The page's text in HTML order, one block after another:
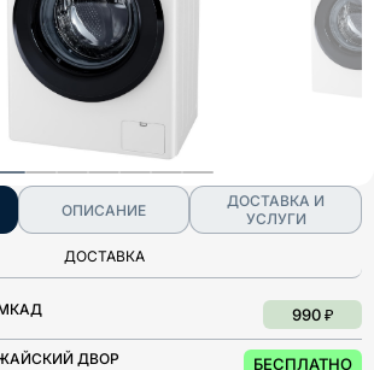
ОПИСАНИЕ
ДОСТАВКА И
УСЛУГИ
ДОСТАВКА
990 ₽
ДВОР БЕСПЛАТНО